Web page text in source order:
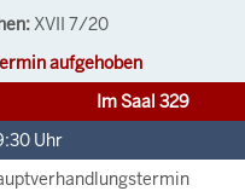
XVII 7/20
aufgehoben
Im Saal 329
Uhr